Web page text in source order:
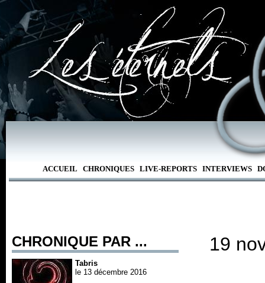
ACCUEIL CHRONIQUES LIVE-REPORTS INTERVIEWS
CHRONIQUE PAR ...
Tabris
le 13 décembre 2016
19